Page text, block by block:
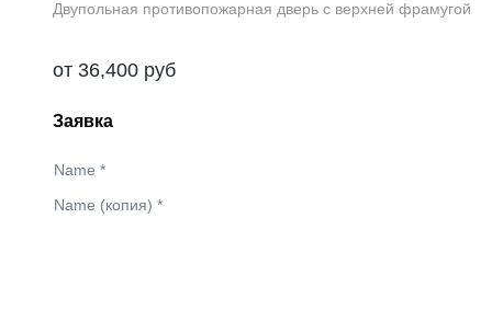
Двупольная противопожарная дверь с верхней фрамугой
от 36,400 руб
Заявка
Name *
Name (копия) *